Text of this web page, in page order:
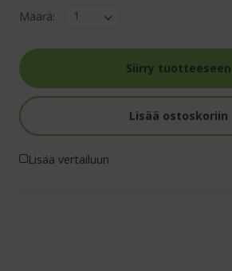
Määrä:
Siirry tuotteeseen
Lisää ostoskoriin
Lisää vertailuun